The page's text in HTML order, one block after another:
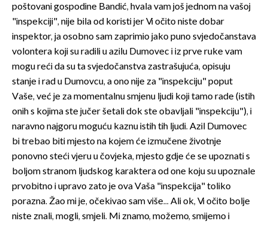
poštovani gospodine Bandić, hvala vam još jednom na vašoj
"inspekciji", nije bila od koristi jer Vi očito niste dobar
inspektor, ja osobno sam zaprimio jako puno svjedočanstava
volontera koji su radili u azilu Dumovec i iz prve ruke vam
mogu reći da su ta svjedočanstva zastrašujuća, opisuju
stanje i rad u Dumovcu, a ono nije za "inspekciju" poput
Vaše, već je za momentalnu smjenu ljudi koji tamo rade (istih
onih s kojima ste jučer šetali dok ste obavljali "inspekciju"), i
naravno najgoru moguću kaznu istih tih ljudi. Azil Dumovec
bi trebao biti mjesto na kojem će izmučene životnje
ponovno steći vjeru u čovjeka, mjesto gdje će se upoznati s
boljom stranom ljudskog karaktera od one koju su upoznale
prvobitno i upravo zato je ova Vaša "inspekcija" toliko
porazna. Žao mi je, očekivao sam više... Ali ok, Vi očito bolje
niste znali, mogli, smjeli. Mi znamo, možemo, smijemo i